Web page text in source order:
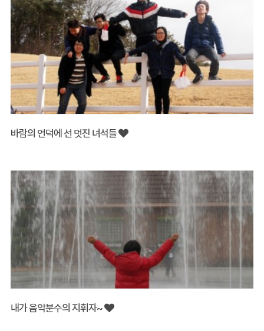
바람의 언덕에 선 멋진 녀석들
내가 음악분수의 지휘자~